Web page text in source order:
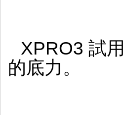
XPRO3 試
的底力。